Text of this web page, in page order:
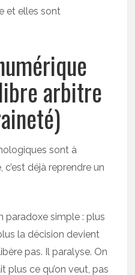
et elles sont
arbitre
sont à
déjà reprendre un
paradoxe simple : plus
la décision devient
pas. Il paralyse. On
plus ce qu’on veut, pas